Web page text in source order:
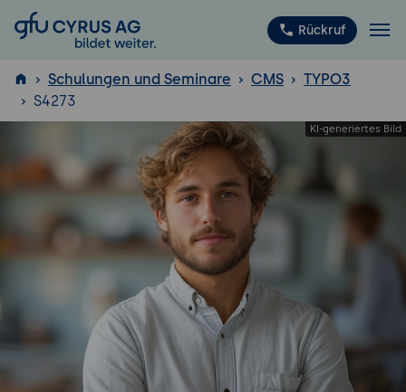
GFU Cyrus AG Rückruf
ISTQB ®
Schulungen und Seminare CMS
TYPO3
S4273